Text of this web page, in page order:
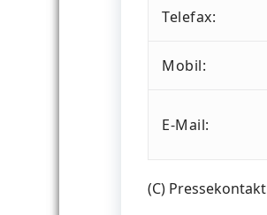
Telefax:
Mobil:
E-Mail:
(C) Pressekontakt